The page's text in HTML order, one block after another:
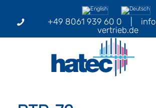
+49 8061 939 60 0
vertrieb.de